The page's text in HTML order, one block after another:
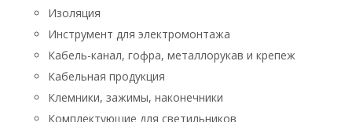
Изоляция
Инструмент для электромонтажа
Кабель-канал, гофра, металлорукав и крепеж
Кабельная продукция
Клемники, зажимы, наконечники
Комплектующие для светильников